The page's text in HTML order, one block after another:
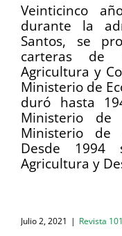
Veinticinco
durante la
Santos, se
carteras de
Agricultura y
Ministerio de
duró hasta
Ministerio
Ministerio de
Desde 1994
Agricultura y
Julio 2, 2021 | Revista